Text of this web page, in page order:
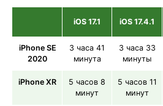
iOS 17.1 iOS 17.4.1
iPhone SЕ
2020
3 часа 41
минута
3 часа 33
минуты
iPhone XR
5 часов 8
минут
5 часов 11
минут